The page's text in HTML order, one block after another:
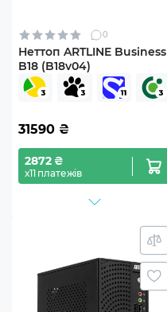
0
Неттоп ARTLINE Business
B18 (B18v04)
31590 ₴
2872 ₴
х11 платежів